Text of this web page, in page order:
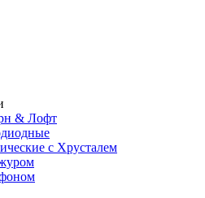
& Лофт
с Хрусталем